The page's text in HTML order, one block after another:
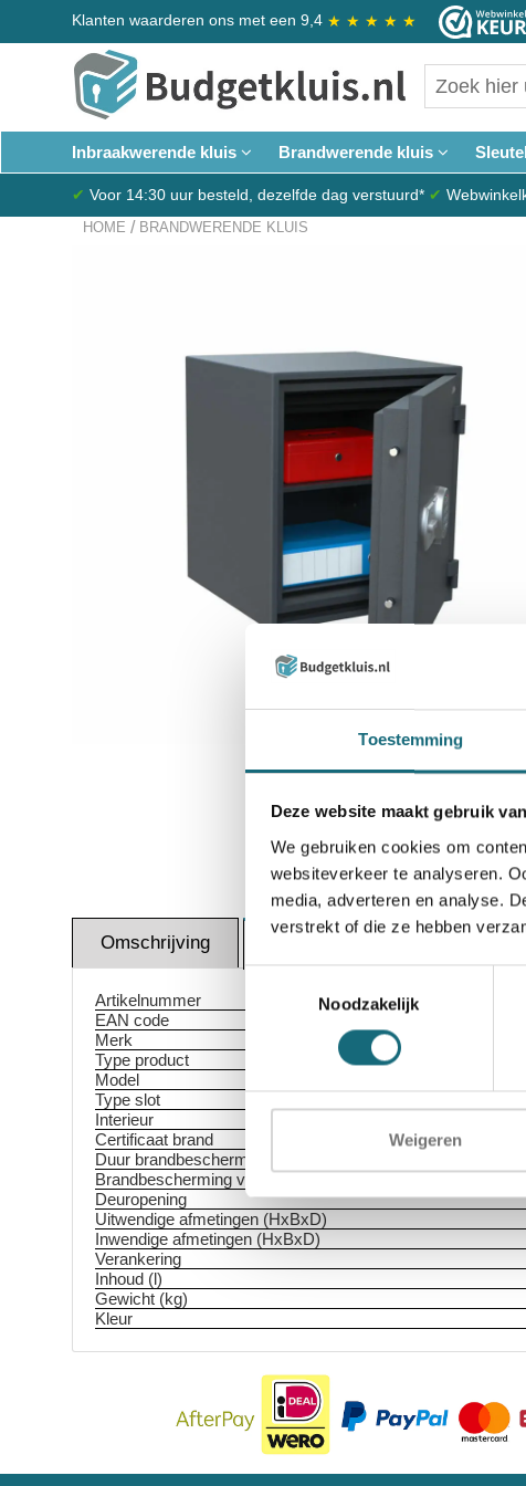
Toestemming
Deze website maakt gebruik
We gebruiken cookies om
websiteverkeer te analyseren.
media, adverteren en analyse.
verstrekt of die ze hebben
Noodzakelijk
Weigeren
Klanten waarderen ons met een 9,4 ★ ★ ★ ★ ★
Inbraakwerende kluis Brandwerende kluis
✔ Voor 14:30 uur besteld, dezelfde dag verstuurd* ✔
HOME / BRANDWERENDE KLUIS
Omschrijving
Artikelnummer
EAN code
Merk
Type product
Model
Type slot
Interieur
Certificaat brand
Duur brandbescherming
Brandbescherming voor
Deuropening
Uitwendige afmetingen (HxBxD)
Inwendige afmetingen (HxBxD)
Verankering
Inhoud (l)
Gewicht (kg)
Kleur